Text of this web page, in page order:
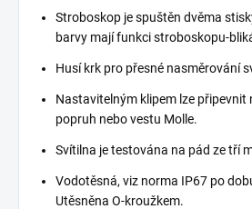
Stroboskop je spuštěn dvěma
barvy mají funkci stroboskopu-
Husí krk pro přesné nasměrování
Nastavitelným klipem lze připevnit
popruh nebo vestu Molle.
Svítilna je testována na pád ze tří
Vodotěsná, viz norma IP67 po
Utěsněna O-kroužkem.